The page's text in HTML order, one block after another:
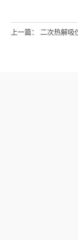
上一篇： 二次热解吸